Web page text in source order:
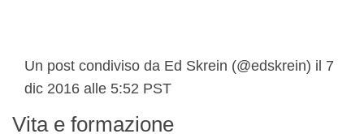
Un post condiviso da Ed Skrein (@edskrein) il 7
dic 2016 alle 5:52 PST
Vita e formazione